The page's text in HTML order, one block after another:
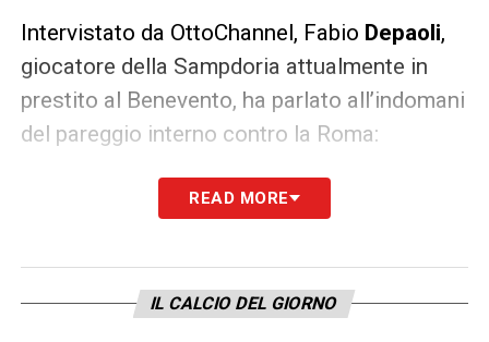
Intervistato da OttoChannel, Fabio Depaoli,
giocatore della Sampdoria attualmente in
prestito al Benevento, ha parlato all’indomani
del pareggio interno contro la Roma:
«Sono soddisfatto, mi sono integrato bene e
questo è uno spogliatoio che permette di
disposizione dell’allenatore, stiamo
ottenendo risultati positivi e sono contento
READ MORE
IL CALCIO DEL GIORNO